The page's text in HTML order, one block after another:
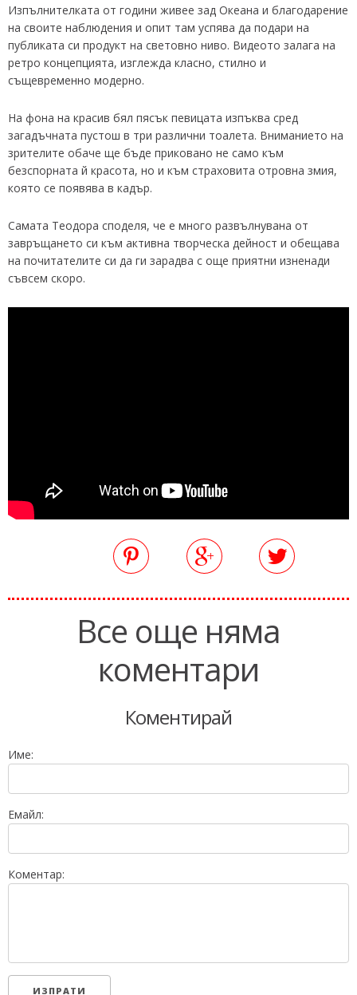
Изпълнителката от години живее зад Океана и благодарение
на своите наблюдения и опит там успява да подари на
публиката си продукт на световно ниво. Видеото залага на
ретро концепцията, изглежда класно, стилно и
същевременно модерно.
На фона на красив бял пясък певицата изпъква сред
загадъчната пустош в три различни тоалета. Вниманието на
зрителите обаче ще бъде приковано не само към
безспорната й красота, но и към страховита отровна змия,
която се появява в кадър.
Самата Теодора споделя, че е много развълнувана от
завръщането си към активна творческа дейност и обещава
на почитателите си да ги зарадва с още приятни изненади
съвсем скоро.
Все още няма
коментари
Коментирай
Име:
Емайл:
Коментар: